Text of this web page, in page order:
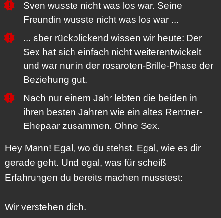
Sven wusste nicht was los war. Seine
Freundin wusste nicht was los war ...
... aber rückblickend wissen wir heute: Der
Sex hat sich einfach nicht weiterentwickelt
und war nur in der rosaroten-Brille-Phase der
Beziehung gut.
Nach nur einem Jahr lebten die beiden in
ihren besten Jahren wie ein altes Rentner-
Ehepaar zusammen. Ohne Sex.
Hey Mann! Egal, wo du stehst. Egal, wie es dir
gerade geht. Und egal, was für scheiß
Erfahrungen du bereits machen musstest:
Wir verstehen dich.